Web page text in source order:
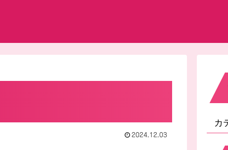
2024.12.03